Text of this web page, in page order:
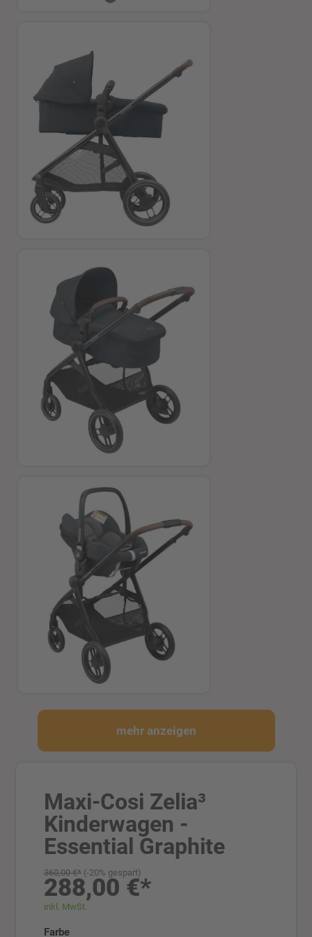
mehr anzeigen
Maxi-Cosi Zelia³
Kinderwagen -
Essential Graphite
360,00 €* (-20% gespart)
288,00 €*
inkl. MwSt.
Farbeauswählen